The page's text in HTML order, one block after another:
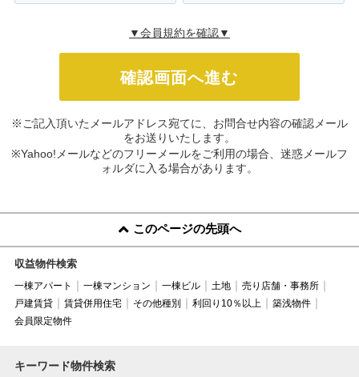
▼会員規約を確認▼
※ご記入頂いたメールアドレス宛てに、お問合せ内容の確認メール
をお送りいたします。
※Yahoo!メールなどのフリーメールをご利用の場合、迷惑メールフ
ォルダに入る場合があります。
このページの先頭へ
収益物件検索
一棟アパート 一棟マンション 一棟ビル 土地
売り店舗・事務所
戸建賃貸
賃貸併用住宅 その他種別 利回り10％以上
築浅物件
会員限定物件
キーワード物件検索